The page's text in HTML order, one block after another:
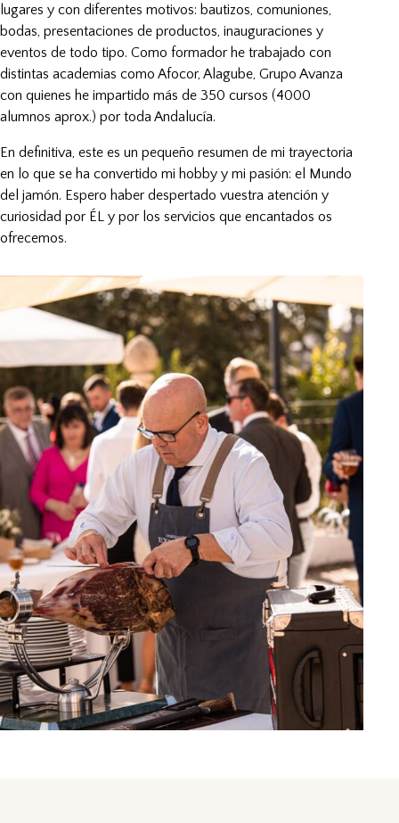
lugares y con diferentes motivos: bautizos, comuniones,
bodas, presentaciones de productos, inauguraciones y
eventos de todo tipo. Como formador he trabajado con
distintas academias como Afocor, Alagube, Grupo Avanza
con quienes he impartido más de 350 cursos (4000
alumnos aprox.) por toda Andalucía.
En definitiva, este es un pequeño resumen de mi trayectoria
en lo que se ha convertido mi hobby y mi pasión: el Mundo
del jamón. Espero haber despertado vuestra atención y
curiosidad por ÉL y por los servicios que encantados os
ofrecemos.